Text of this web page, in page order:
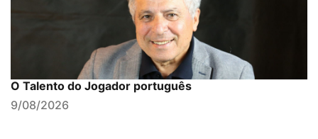
O Talento do Jogador português
9/08/2026